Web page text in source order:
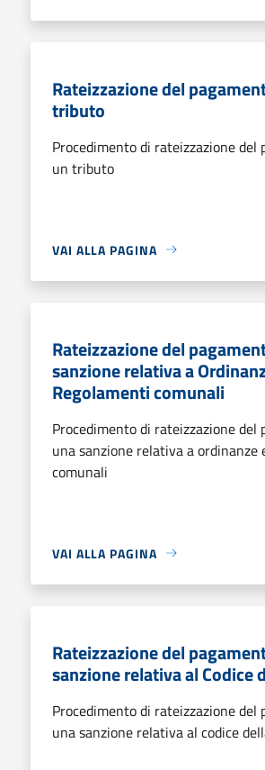
Rateizzazione del
tributo
Procedimento di rateizzazione del
un tributo
VAI ALLA PAGINA
Rateizzazione del
sanzione relativa a
Regolamenti comunali
Procedimento di rateizzazione del
una sanzione relativa a ordinanze
comunali
VAI ALLA PAGINA
Rateizzazione del
sanzione relativa al Codice
Procedimento di rateizzazione del
una sanzione relativa al codice